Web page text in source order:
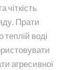
чіткість
Прати
теплій воді
агресивної